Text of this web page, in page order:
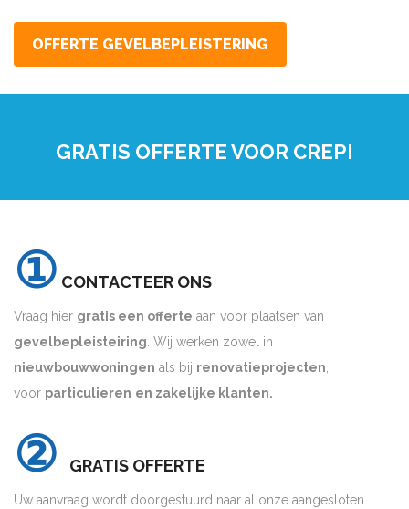
OFFERTE GEVELBEPLEISTERING
GRATIS OFFERTE VOOR CREPI
① CONTACTEER ONS
Vraag hier gratis een offerte aan voor plaatsen van
gevelbepleisteiring. Wij werken zowel in
nieuwbouwwoningen als bij renovatieprojecten,
voor particulieren en zakelijke klanten.
② GRATIS OFFERTE
Uw aanvraag wordt doorgestuurd naar al onze aangesloten